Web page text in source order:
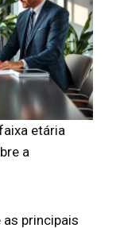
etária
a
principais